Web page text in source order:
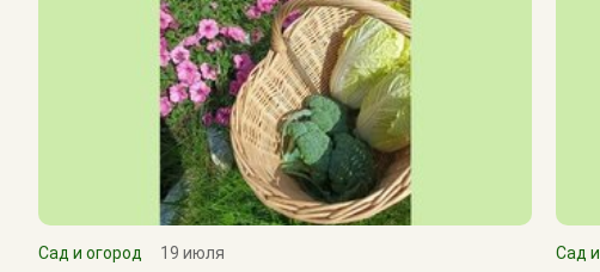
Сад и огород 19 июля Сад